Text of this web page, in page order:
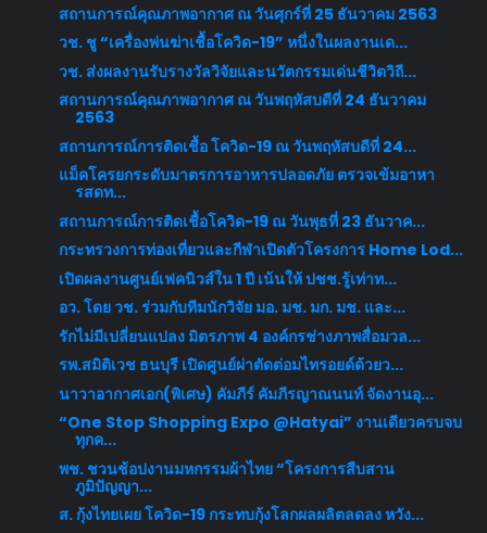
สถานการณ์คุณภาพอากาศ ณ วันศุกร์ที่ 25 ธันวาคม 2563
วช. ชู “เครื่องพ่นฆ่าเชื้อโควิด-19” หนึ่งในผลงานเด...
วช. ส่งผลงานรับรางวัลวิจัยและนวัตกรรมเด่นชีวิตวิถี...
สถานการณ์คุณภาพอากาศ ณ วันพฤหัสบดีที่ 24 ธันวาคม
2563
สถานการณ์การติดเชื้อ โควิด-19 ณ วันพฤหัสบดีที่ 24...
แม็คโครยกระดับมาตรการอาหารปลอดภัย ตรวจเข้มอาหา
รสดท...
สถานการณ์การติดเชื้อโควิด-19 ณ วันพุธที่ 23 ธันวาค...
กระทรวงการท่องเที่ยวและกีฬาเปิดตัวโครงการ Home Lod...
เปิดผลงานศูนย์เฟคนิวส์ใน 1 ปี เน้นให้ ปชช.รู้เท่าท...
อว. โดย วช. ร่วมกับทีมนักวิจัย มอ. มช. มก. มช. และ...
รักไม่มีเปลี่ยนแปลง มิตรภาพ 4 องค์กรช่างภาพสื่อมวล...
รพ.สมิติเวช ธนบุรี เปิดศูนย์ผ่าตัดต่อมไทรอยด์ด้วยว...
นาวาอากาศเอก(พิเศษ) คัมภีร์ คัมภีรญาณนนท์ จัดงานอุ...
“One Stop Shopping Expo @Hatyai” งานเดียวครบจบ
ทุกค...
พช. ชวนช้อปงานมหกรรมผ้าไทย “โครงการสืบสาน
ภูมิปัญญา...
ส. กุ้งไทยเผย โควิด-19 กระทบกุ้งโลกผลผลิตลดลง หวัง...